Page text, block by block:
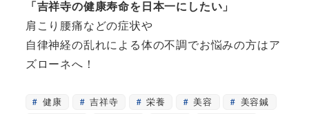
「吉祥寺の健康寿命を日本一にしたい」
肩こり腰痛などの症状や
自律神経の乱れによる体の不調でお悩みの方はア
ズローネへ！
健康 吉祥寺 栄養 美容
美容鍼